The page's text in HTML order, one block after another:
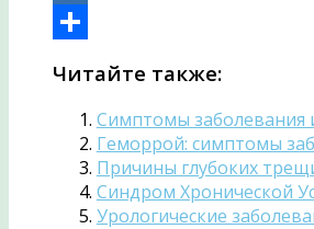
Mail.Ru
Читайте также:
Симптомы заболевания
Геморрой: симптомы
Причины глубоких
Синдром Хронической
Урологические